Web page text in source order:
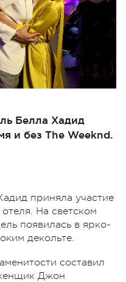
Белла Хадид
и без The Weeknd.
приняла участие
На светском
появилась в ярко-
декольте.
составил
Джон